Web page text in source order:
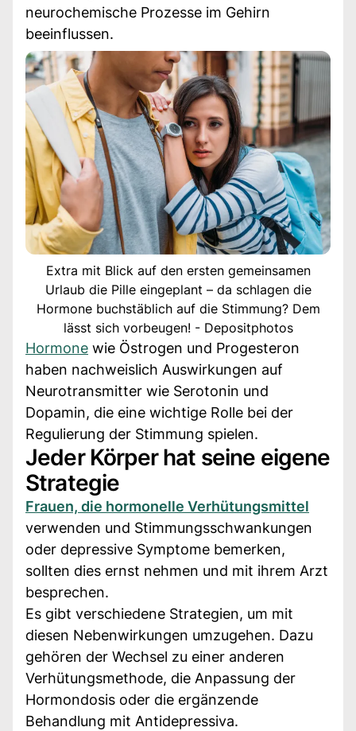
neurochemische Prozesse im Gehirn
beeinflussen.
Extra mit Blick auf den ersten gemeinsamen
Urlaub die Pille eingeplant – da schlagen die
Hormone buchstäblich auf die Stimmung? Dem
lässt sich vorbeugen! - Depositphotos
Hormone wie Östrogen und Progesteron
haben nachweislich Auswirkungen auf
Neurotransmitter wie Serotonin und
Dopamin, die eine wichtige Rolle bei der
Regulierung der Stimmung spielen.
Jeder Körper hat seine eigene
Strategie
Frauen, die hormonelle Verhütungsmittel
verwenden und Stimmungsschwankungen
oder depressive Symptome bemerken,
sollten dies ernst nehmen und mit ihrem Arzt
besprechen.
Es gibt verschiedene Strategien, um mit
diesen Nebenwirkungen umzugehen. Dazu
gehören der Wechsel zu einer anderen
Verhütungsmethode, die Anpassung der
Hormondosis oder die ergänzende
Behandlung mit Antidepressiva.